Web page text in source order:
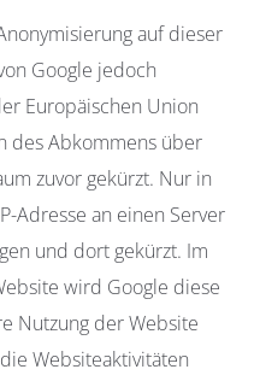
auf dieser
Google jedoch
Europäischen Union
des Abkommens über
zuvor gekürzt. Nur in
Adresse an einen Server
und dort gekürzt. Im
wird Google diese
Nutzung der Website
Websiteaktivitäten